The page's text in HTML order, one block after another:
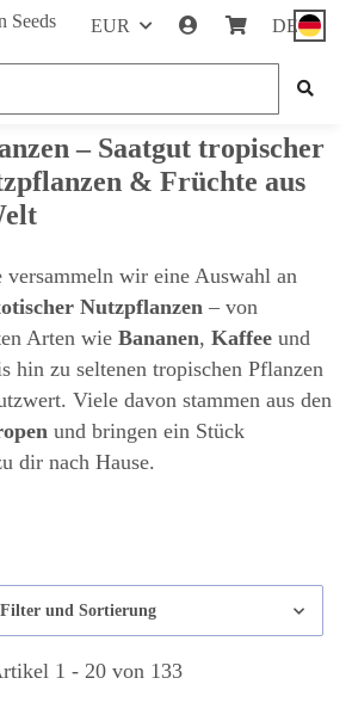
EUR DE
– Saatgut tropischer
& Früchte aus
versammeln wir eine Auswahl an
Nutzpflanzen – von
Arten wie Bananen, Kaffee und
hin zu seltenen tropischen Pflanzen
Viele davon stammen aus den
und bringen ein Stück
dir nach Hause.
Filter und Sortierung
1 - 20 von 133